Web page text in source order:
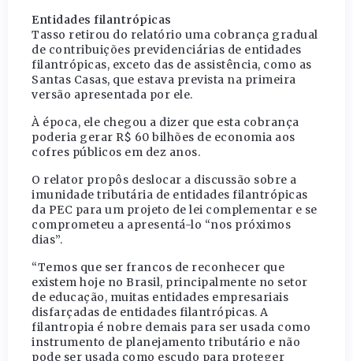
Entidades filantrópicas
Tasso retirou do relatório uma cobrança gradual
de contribuições previdenciárias de entidades
filantrópicas, exceto das de assistência, como as
Santas Casas, que estava prevista na primeira
versão apresentada por ele.
À época, ele chegou a dizer que esta cobrança
poderia gerar R$ 60 bilhões de economia aos
cofres públicos em dez anos.
O relator propôs deslocar a discussão sobre a
imunidade tributária de entidades filantrópicas
da PEC para um projeto de lei complementar e se
comprometeu a apresentá-lo “nos próximos
dias”.
“Temos que ser francos de reconhecer que
existem hoje no Brasil, principalmente no setor
de educação, muitas entidades empresariais
disfarçadas de entidades filantrópicas. A
filantropia é nobre demais para ser usada como
instrumento de planejamento tributário e não
pode ser usada como escudo para proteger